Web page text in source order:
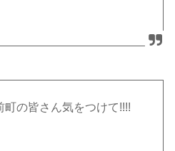
の皆さん気をつけて!!!!